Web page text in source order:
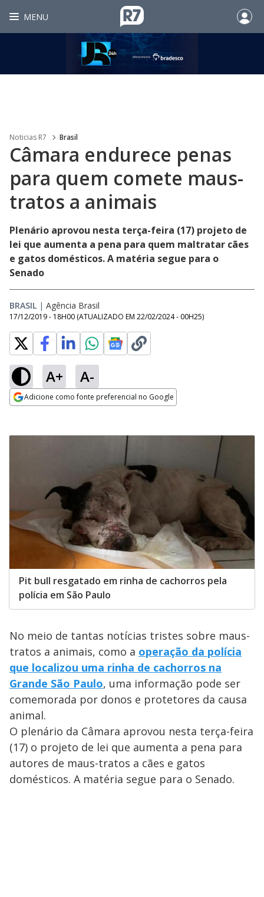
MENU
Noticias R7 Brasil
Câmara endurece penas
para quem comete maus-
tratos a animais
Plenário aprovou nesta terça-feira (17) projeto de
lei que aumenta a pena para quem maltratar cães
e gatos domésticos. A matéria segue para o
Senado
BRASIL | Agência Brasil
17/12/2019 - 18H00 (ATUALIZADO EM 22/02/2024 - 00H25)
A+ A-
Adicione como fonte preferencial no Google
Pit bull resgatado em rinha de cachorros pela
polícia em São Paulo
No meio de tantas notícias tristes sobre maus-
tratos a animais, como a operação da polícia
que localizou uma rinha de cachorros na
Grande São Paulo, uma informação pode ser
comemorada por donos e protetores da causa
animal.
O plenário da Câmara aprovou nesta terça-feira
(17) o projeto de lei que aumenta a pena para
autores de maus-tratos a cães e gatos
domésticos. A matéria segue para o Senado.